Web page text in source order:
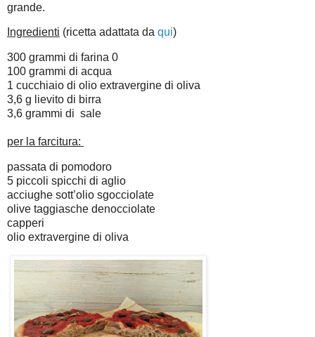
grande.
Ingredienti (ricetta adattata da qui)
300 grammi di farina 0
100 grammi di acqua
1 cucchiaio di olio extravergine di oliva
3,6 g lievito di birra
3,6 grammi di sale
per la farcitura:
passata di pomodoro
5 piccoli spicchi di aglio
acciughe sott’olio sgocciolate
olive taggiasche denocciolate
capperi
olio extravergine di oliva